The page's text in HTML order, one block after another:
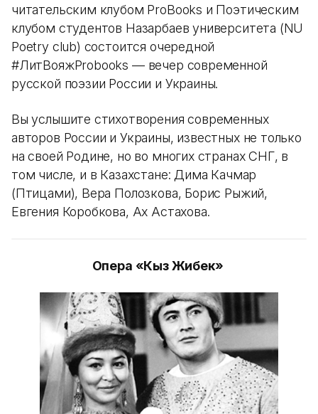
читательским клубом ProBooks и Поэтическим
клубом студентов Назарбаев университета (NU
Poetry club) состоится очередной
#ЛитВояжProbooks — вечер современной
русской поэзии России и Украины.
Вы услышите стихотворения современных
авторов России и Украины, известных не только
на своей Родине, но во многих странах СНГ, в
том числе, и в Казахстане: Дима Качмар
(Птицами), Вера Полозкова, Борис Рыжий,
Евгения Коробкова, Ах Астахова.
Опера «Кыз Жибек»